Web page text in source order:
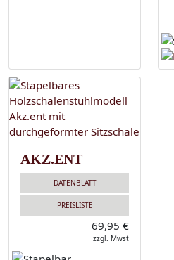
AKZ.ENT
DATENBLATT
PREISLISTE
69,95 €
zzgl. Mwst